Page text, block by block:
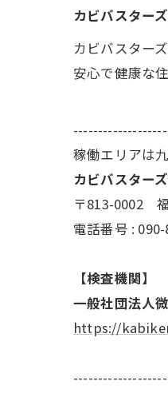
カビバスター
カビバスター
安心で健康な
稼働エリアは
カビバスター
〒813-0002
電話番号 :
【検査機関】
一般社団法人
https://